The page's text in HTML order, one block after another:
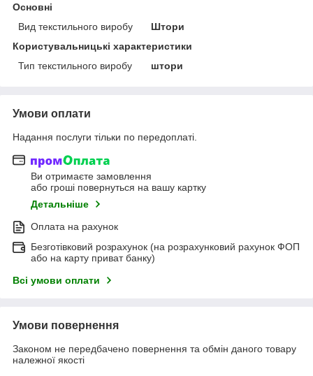
Основні
Вид текстильного виробу
Штори
Користувальницькі характеристики
Тип текстильного виробу
штори
Умови оплати
Надання послуги тільки по передоплаті.
Ви отримаєте замовлення
або гроші повернуться на вашу картку
Детальніше
Оплата на рахунок
Безготівковий розрахунок (на розрахунковий рахунок ФОП
або на карту приват банку)
Всі умови оплати
Умови повернення
Законом не передбачено повернення та обмін даного товару
належної якості